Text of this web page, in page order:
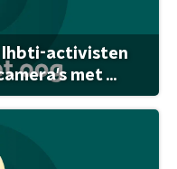
lhbti-activisten
met ...